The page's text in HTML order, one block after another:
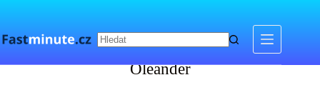
Oleander
Oleander